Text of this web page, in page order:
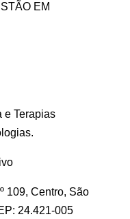
EM
e Terapias
109, Centro, São
24.421-005